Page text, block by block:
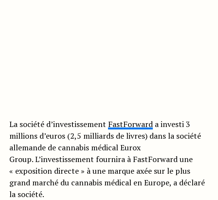
La société d’investissement FastForwarda investi 3
millions d’euros (2,5 milliards de livres) dans la société
allemande de cannabis médical Eurox
Group. L’investissement fournira à FastForward une
« exposition directe » à une marque axée sur le plus
grand marché du cannabis médical en Europe, a déclaré
la société.